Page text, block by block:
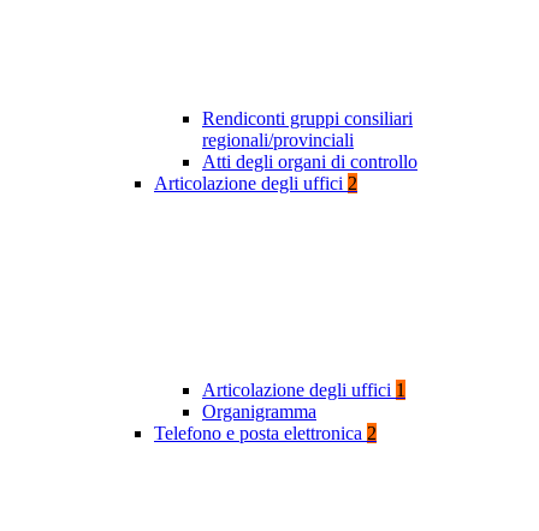
Rendiconti gruppi consiliari
regionali/provinciali
Atti degli organi di controllo
Articolazione degli uffici 2
Articolazione degli uffici 1
Organigramma
Telefono e posta elettronica 2